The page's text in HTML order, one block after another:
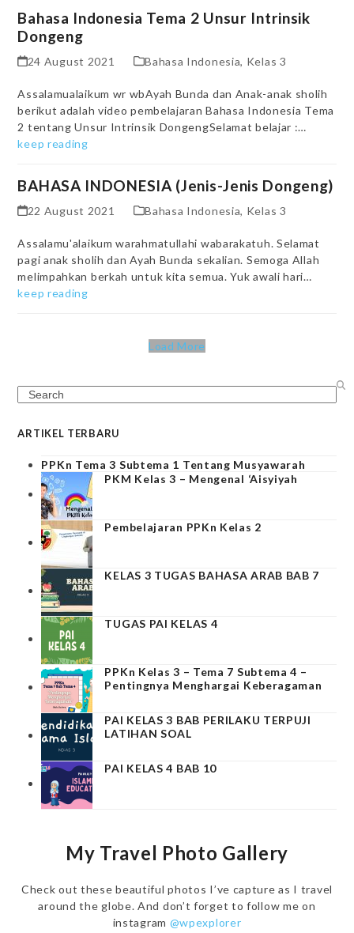
Bahasa Indonesia Tema 2 Unsur Intrinsik
Dongeng
24 August 2021 Bahasa Indonesia, Kelas 3
Assalamualaikum wr wbAyah Bunda dan Anak-anak sholih
berikut adalah video pembelajaran Bahasa Indonesia Tema
2 tentang Unsur Intrinsik DongengSelamat belajar :…
keep reading
BAHASA INDONESIA (Jenis-Jenis Dongeng)
22 August 2021 Bahasa Indonesia, Kelas 3
Assalamu'alaikum warahmatullahi wabarakatuh. Selamat
pagi anak sholih dan Ayah Bunda sekalian. Semoga Allah
melimpahkan berkah untuk kita semua. Yuk awali hari…
keep reading
Load More
Search
ARTIKEL TERBARU
PPKn Tema 3 Subtema 1 Tentang Musyawarah
PKM Kelas 3 – Mengenal ‘Aisyiyah
Pembelajaran PPKn Kelas 2
KELAS 3 TUGAS BAHASA ARAB BAB 7
TUGAS PAI KELAS 4
PPKn Kelas 3 – Tema 7 Subtema 4 –
Pentingnya Menghargai Keberagaman
PAI KELAS 3 BAB PERILAKU TERPUJI
LATIHAN SOAL
PAI KELAS 4 BAB 10
My Travel Photo Gallery
Check out these beautiful photos I’ve capture as I travel
around the globe. And don’t forget to follow me on
instagram @wpexplorer